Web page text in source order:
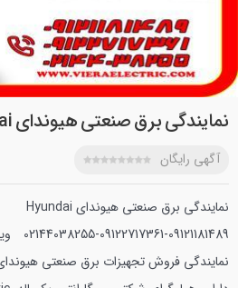
نمایندگی برق صنعتی هیوندای Hyundai
آگهی رایگان
نمایندگی برق صنعتی هیوندای Hyundai
02144038255-09122717361-09121181489
نمایندگی فروش تجهیزات برق صنعتی